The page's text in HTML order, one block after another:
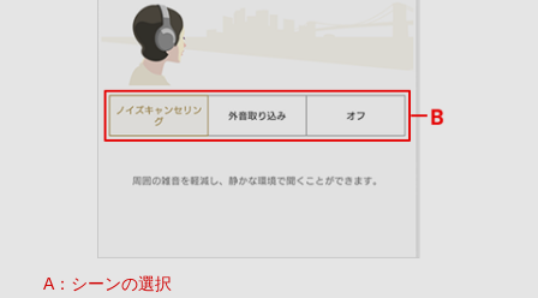
A：シーンの選択